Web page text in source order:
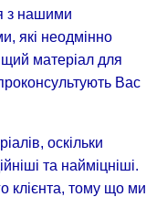
з нашими
які неодмінно
матеріал для
Вас
оскільки
та найміцніші.
клієнта, тому що ми